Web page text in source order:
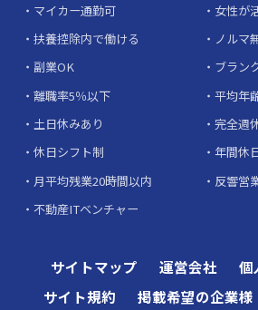
マイカー通勤可
女性が
扶養控除内で働ける
ノルマ
副業OK
ブラン
離職率5％以下
平均年
土日休みあり
完全週
休日シフト制
年間休
月平均残業20時間以内
反響営
不動産ITベンチャー
サイトマップ 運営会社
個
サイト規約
掲載希望の企業様